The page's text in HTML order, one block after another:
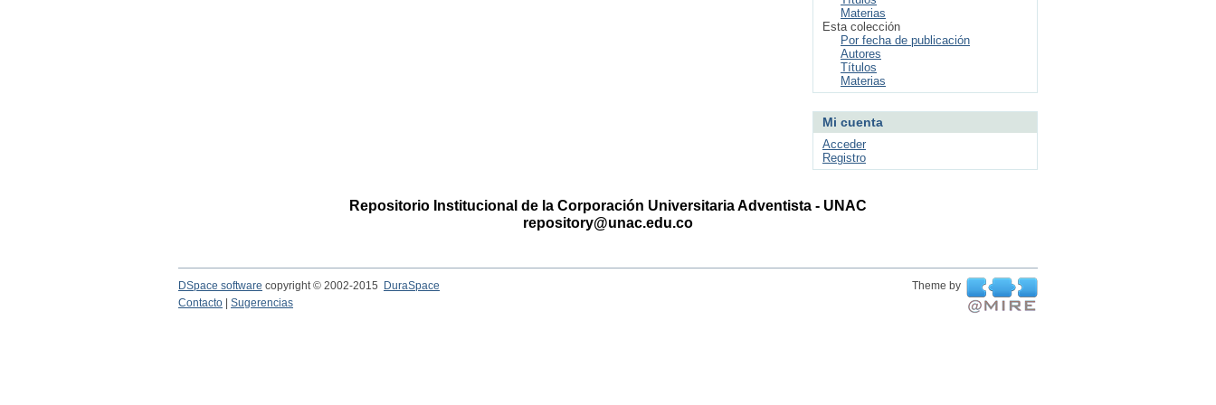
Materias
Esta colección
Por fecha de publicación
Autores
Títulos
Materias
Mi cuenta
Acceder
Registro
Repositorio Institucional de la Corporación Universitaria Adventista - UNAC
repository@unac.edu.co
DSpace software copyright © 2002-2015 DuraSpace
Theme by
Contacto
Sugerencias